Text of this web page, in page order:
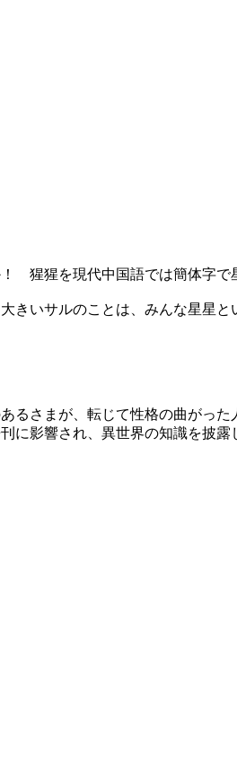
猩猩を現代中国語では簡体字で
きいサルのことは、みんな星星と
るさまが、転じて性格の曲がっ
影響され、異世界の知識を披露